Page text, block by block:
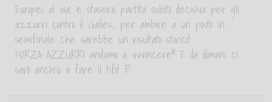
Europei al via, e stasera partita subito decisiva per gli
azzurri contro il Galles... per ambire a un posto in
semifinale che sarebbe un risultato storico!
FORZA AZZURRI andiamo a vvvincere!!! E da domani ci
sarò anch'io a fare il tifo! :P